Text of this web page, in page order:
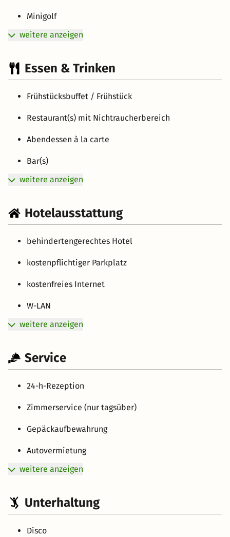
Minigolf
weitere anzeigen
Essen & Trinken
Frühstücksbuffet / Frühstück
Restaurant(s) mit Nichtraucherbereich
Abendessen à la carte
Bar(s)
weitere anzeigen
Hotelausstattung
behindertengerechtes Hotel
kostenpflichtiger Parkplatz
kostenfreies Internet
W-LAN
weitere anzeigen
Service
24-h-Rezeption
Zimmerservice (nur tagsüber)
Gepäckaufbewahrung
Autovermietung
weitere anzeigen
Unterhaltung
Disco